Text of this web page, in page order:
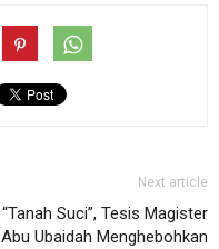
Next article
“Tanah Suci”, Tesis Magister
Abu Ubaidah Menghebohkan